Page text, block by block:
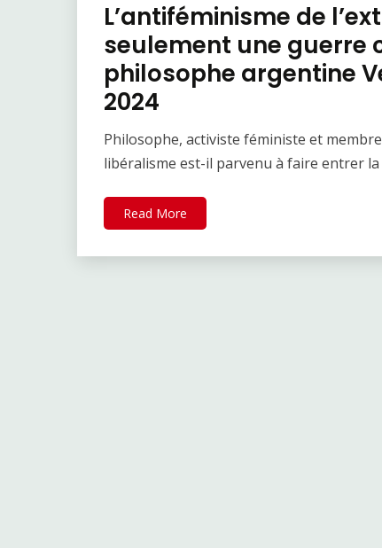
L’antiféminisme de
seulement une guerre
philosophe argentine
2024
Philosophe, activiste féministe et
libéralisme est-il parvenu à faire entrer
Read More